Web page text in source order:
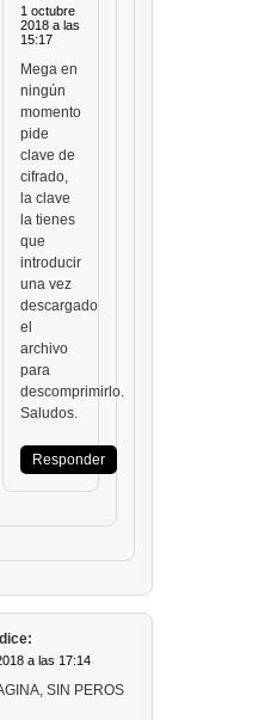
1 octubre
2018 a las
15:17
Mega en
ningún
momento
pide
clave de
cifrado,
la clave
la tienes
que
introducir
una vez
descargado
el
archivo
para
descomprimirlo.
Saludos.
Responder
dice:
a las 17:14
SIN PEROS